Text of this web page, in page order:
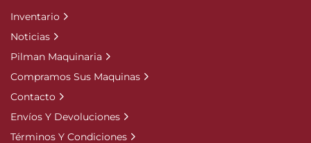
Inventario
Noticias
Pilman Maquinaria
Compramos Sus Maquinas
Contacto
Envíos Y Devoluciones
Términos Y Condiciones